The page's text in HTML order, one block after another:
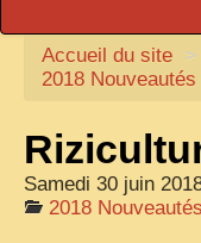
CARTACARO
PHOTOGRAPHES,
ILLUSTRATEURS
Accueil du site >
2018 Nouveautés
Samedi 30 juin
2018 Nouveautés